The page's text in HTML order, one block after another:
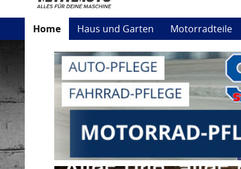
Home Haus und Garten Motorradteile